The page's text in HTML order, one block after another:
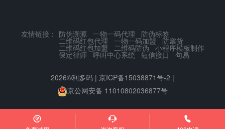
友情链接： 防伪溯源 一物一码代理 防伪标签
二维码红包代理 一物一码加盟 防窜货
二维码红包加盟 二维码防伪 小程序模板制作
保定律师 呼叫中心系统 短信接口 句易
2026©利多码 | 京ICP备15038871号-2 |
京公网安备 11010802036877号